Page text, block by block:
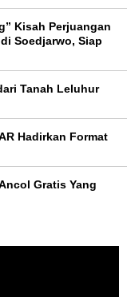
Kisah Perjuangan
Soedjarwo, Siap
Tanah Leluhur
Hadirkan Format
Gratis Yang